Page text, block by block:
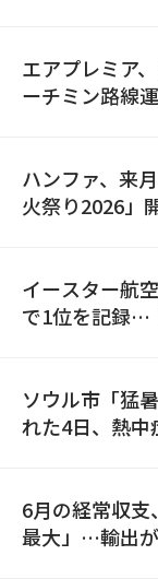
エアプレミア
ーチミン路線
ハンファ、来
火祭り2026」
イースター航
で1位を記録…
ソウル市「猛
れた4日、熱中
6月の経常収
最大」…輸出